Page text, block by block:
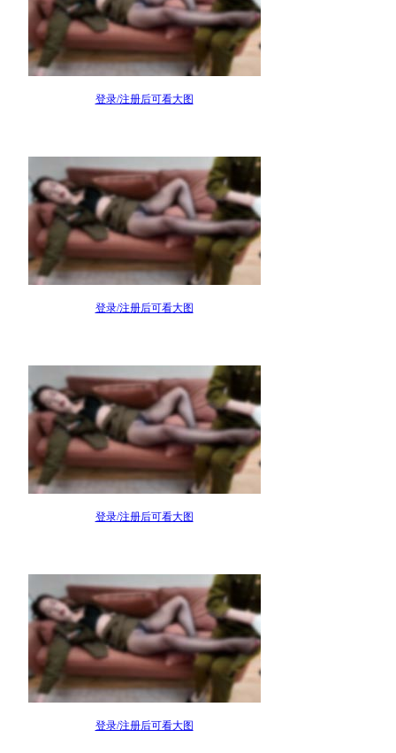
登录/注册后可看大图
登录/注册后可看大图
登录/注册后可看大图
登录/注册后可看大图